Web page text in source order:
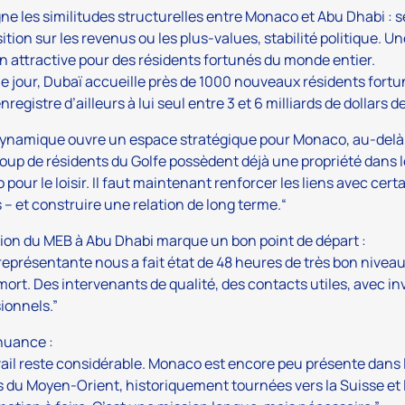
les similitudes structurelles entre Monaco et Abu Dhabi :
sur les revenus ou les plus-values, stabilité politique.
attractive pour des résidents fortunés du monde entier.
jour, Dubaï accueille près de 1000 nouveaux résidents
d’ailleurs à lui seul entre 3 et 6 milliards de dollars
ouvre un espace stratégique pour Monaco, au-
de résidents du Golfe possèdent déjà une propriété dans
pour le loisir. Il faut maintenant renforcer les liens avec
– et construire une relation de long terme.“
du MEB à Abu Dhabi marque un bon point de départ :
nous a fait état de 48 heures de très bon
Des intervenants de qualité, des contacts utiles, avec
:
reste considérable. Monaco est encore peu présente
du Moyen-Orient, historiquement tournées vers la Suisse et